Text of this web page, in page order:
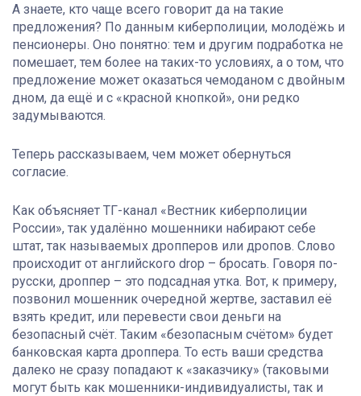
А знаете, кто чаще всего говорит да на такие
предложения? По данным киберполиции, молодёжь и
пенсионеры. Оно понятно: тем и другим подработка не
помешает, тем более на таких-то условиях, а о том, что
предложение может оказаться чемоданом с двойным
дном, да ещё и с «красной кнопкой», они редко
задумываются.
Теперь рассказываем, чем может обернуться
согласие.
Как объясняет ТГ-канал «Вестник киберполиции
России», так удалённо мошенники набирают себе
штат, так называемых дропперов или дропов. Слово
происходит от английского drop – бросать. Говоря по-
русски, дроппер – это подсадная утка. Вот, к примеру,
позвонил мошенник очередной жертве, заставил её
взять кредит, или перевести свои деньги на
безопасный счёт. Таким «безопасным счётом» будет
банковская карта дроппера. То есть ваши средства
далеко не сразу попадают к «заказчику» (таковыми
могут быть как мошенники-индивидуалисты, так и